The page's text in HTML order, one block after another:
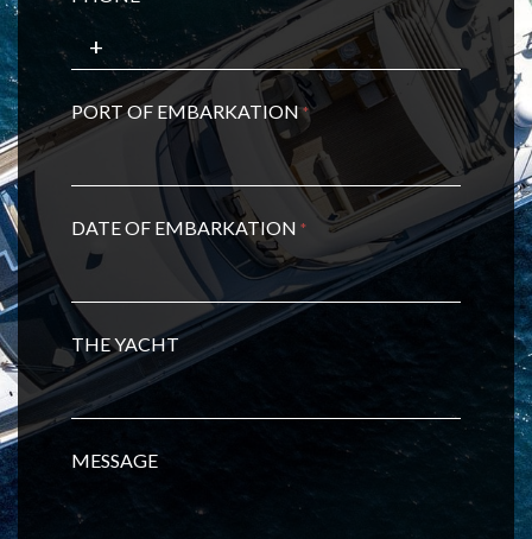
PORT OF EMBARKATION*
DATE OF EMBARKATION *
THE YACHT
MESSAGE